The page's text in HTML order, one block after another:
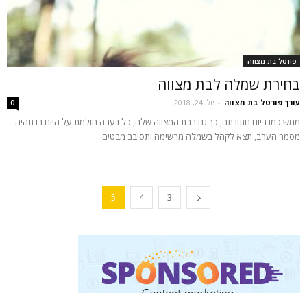
פורטל בת מצווה
בחירת שמלה לבת מצווה
עורך פורטל בת מצווה - יולי 24, 2018 0
ממש כמו ביום חתונתה, כך גם בבת המצווה שלה, כל נערה חולמת על היום בו תהיה
מסמר הערב, תצא לקהל בשמלה מרשימה ותסובב מבטים...
3
4
5